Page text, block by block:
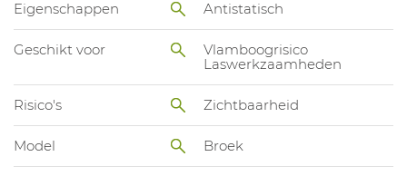
Eigenschappen Antistatisch
Geschikt voor
Vlamboogrisico
Laswerkzaamheden
Risico's Zichtbaarheid
Model Broek